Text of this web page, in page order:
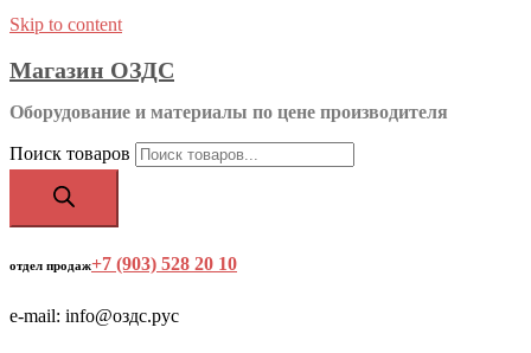
Skip to content
Магазин ОЗДС
Оборудование и материалы по цене производителя
Поиск товаров
отдел продаж+7 (903) 528 20 10
e-mail: info@оздс.рус